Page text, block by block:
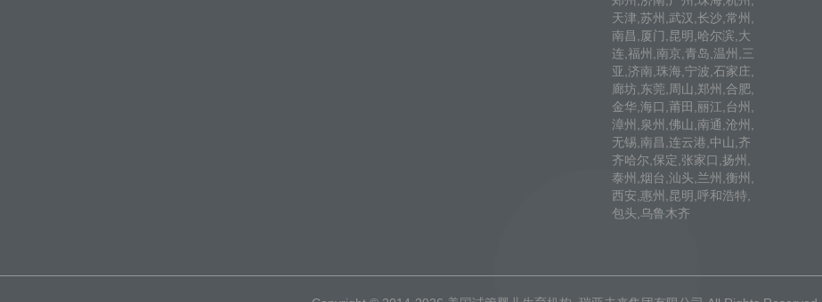
天津,苏州,武汉,长沙,常州,
南昌,厦门,昆明,哈尔滨,大
连,福州,南京,青岛,温州,三
亚,济南,珠海,宁波,石家庄,
廊坊,东莞,周山,郑州,合肥,
金华,海口,莆田,丽江,台州,
漳州,泉州,佛山,南通,沧州,
无锡,南昌,连云港,中山,齐
齐哈尔,保定,张家口,扬州,
泰州,烟台,汕头,兰州,衡州,
西安,惠州,昆明,呼和浩特,
包头,乌鲁木齐